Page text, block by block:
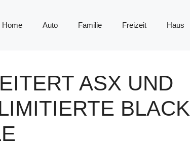
Home Auto Familie Freizeit Haus
ASX UND
BLACK